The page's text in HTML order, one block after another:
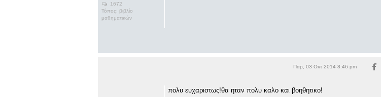
1672
Τόπος: βιβλίο
μαθηματικών
Παρ, 03 Οκτ 2014 8:46 pm
πολυ ευχαριστως!θα ηταν πολυ καλο και βοηθητικο!